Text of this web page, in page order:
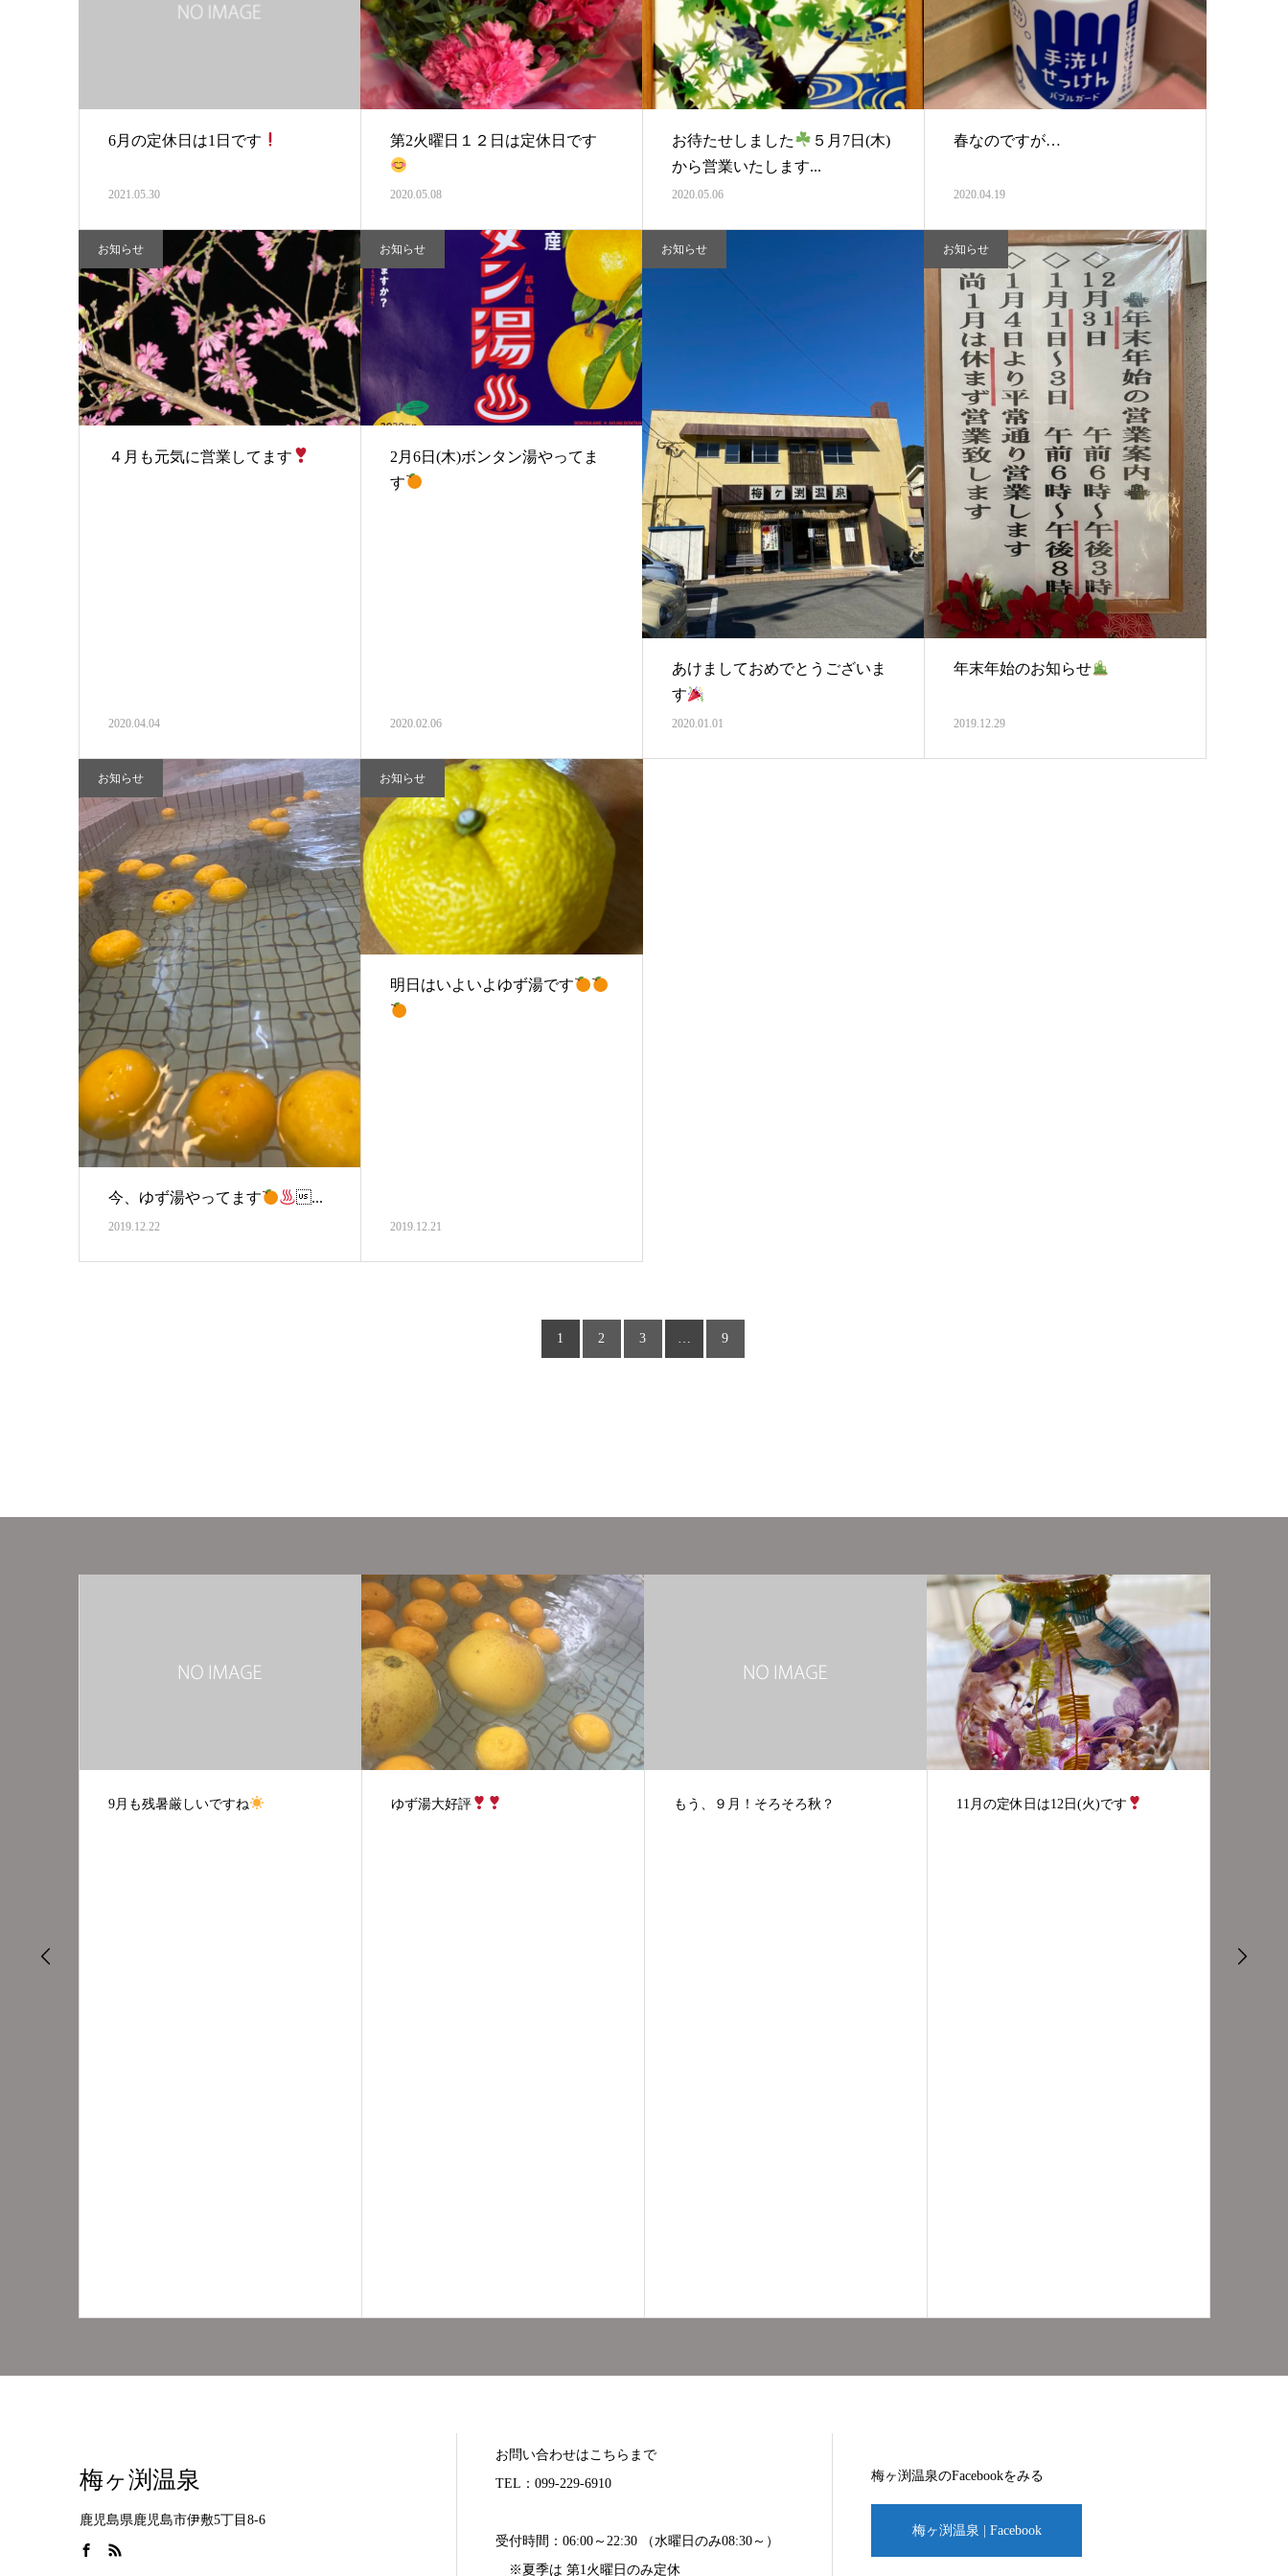
6月の定休日は1日です
2021.05.30
第2火曜日１２日は定休日です
2020.05.08
お待たせしました
５月7日(木)
から営業いたします...
2020.05.06
春なのですが…
2020.04.19
お知らせ
４月も元気に営業してます
2020.04.04
お知らせ
2月6日(木)ボンタン湯やってま
す
2020.02.06
お知らせ
あけましておめでとうございま
す
2020.01.01
お知らせ
年末年始のお知らせ
2019.12.29
お知らせ
今、ゆず湯やってます ...
2019.12.22
お知らせ
明日はいよいよゆず湯です
2019.12.21
1 2 3 9
ゆず湯大好評 もう、９月！そろそろ秋？ 11月の定休日は12日(火)です 今年も、柚子湯やります
梅ヶ渕温泉
鹿児島県鹿児島市伊敷5丁目8-6
お問い合わせはこちらまで
TEL：099-229-6910
受付時間：06:00～22:30 （水曜日のみ08:30～）
※夏季は 第1火曜日のみ定休
梅ヶ渕温泉のFacebookをみる
梅ヶ渕温泉 | Facebook